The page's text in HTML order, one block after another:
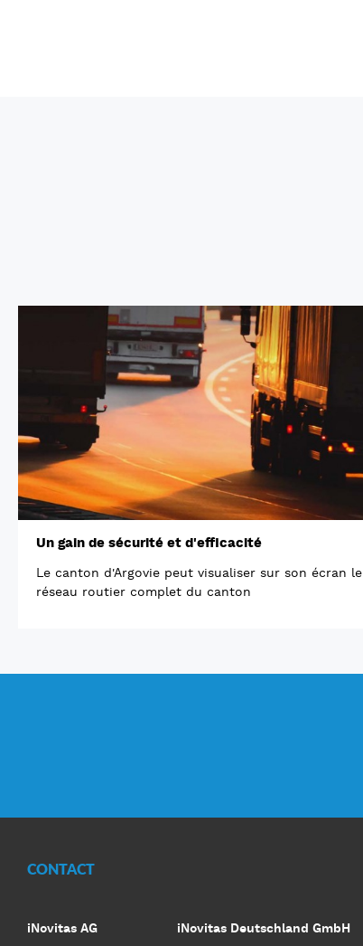
Un gain de sécurité et d'efficacité
Le canton d'Argovie peut visualiser sur son écran le
réseau routier complet du canton
CONTACT
iNovitas AG iNovitas Deutschland GmbH